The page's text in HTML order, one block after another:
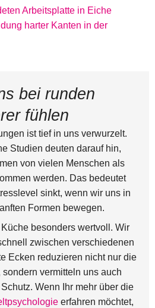
bei runden
fühlen
ist tief in uns verwurzelt.
Studien deuten darauf hin,
von vielen Menschen als
werden. Das bedeutet
sinkt, wenn wir uns in
Formen bewegen.
besonders wertvoll. Wir
zwischen verschiedenen
Ecken reduzieren nicht nur die
vermitteln uns auch
Wenn Ihr mehr über die
erfahren möchtet,